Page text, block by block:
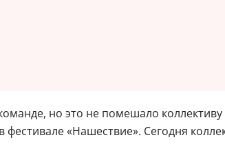
но это не помешало
«Нашествие». Сегодня